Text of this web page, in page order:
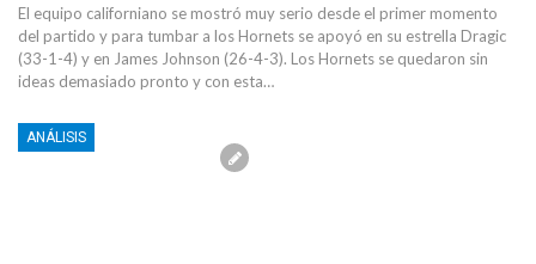
El equipo californiano se mostró muy serio desde el primer momento
del partido y para tumbar a los Hornets se apoyó en su estrella Dragic
(33-1-4) y en James Johnson (26-4-3). Los Hornets se quedaron sin
ideas demasiado pronto y con esta…
ANÁLISIS